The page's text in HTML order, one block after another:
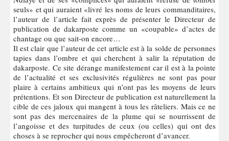
seuls» et qui auraient «livré les noms de leurs commanditaires,
l’auteur de l’article fait exprès de présenter le Directeur de
publication de dakarposte comme un «coupable» d’actes de
chantage ou que sait-on encore…
Il est clair que l’auteur de cet article est à la solde de personnes
tapies dans l’ombre et qui cherchent à salir la réputation de
dakarposte. Ce site dérange manifestement car il est à la pointe
de l’actualité et ses exclusivités régulières ne sont pas pour
plaire à certains ambitieux qui n’ont pas les moyens de leurs
prétentions. Et son Directeur de publication est naturellement la
cible de ces jaloux qui mangent à tous les râteliers. Mais ce ne
sont pas des mercenaires de la plume qui se nourrissent de
l’angoisse et des turpitudes de ceux (ou celles) qui ont des
choses à se reprocher qui nous empêcheront d’avancer.